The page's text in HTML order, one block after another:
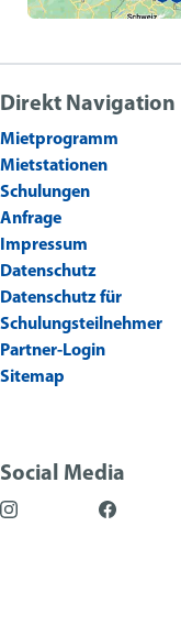
Direkt Navigation
Mietprogramm
Mietstationen
Schulungen
Anfrage
Impressum
Datenschutz
Datenschutz für
Schulungsteilnehmer
Partner-Login
Sitemap
Social Media